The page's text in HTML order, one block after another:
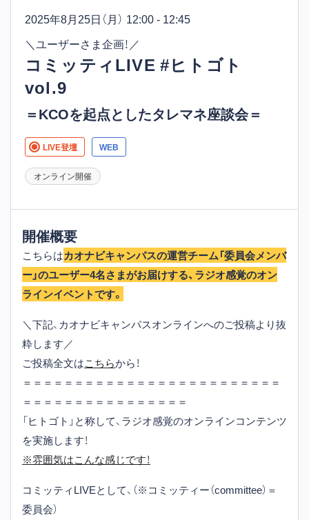
2025年8月25日 （月） 12:00 - 12:45
＼ユーザーさま企画！／
コミッティLIVE #ヒトゴト
vol.9
＝KCOを起点としたタレマネ座談会＝
LIVE登壇 WEB
オンライン開催
開催概要
こちらはカオナビキャンパスの運営チーム「委員会メンバ
ー」のユーザー4名さまがお届けする、ラジオ感覚のオン
ラインイベントです。
＼下記、カオナビキャンパスオンラインへのご投稿より抜
粋します／
ご投稿全文はこちらから！
＝＝＝＝＝＝＝＝＝＝＝＝＝＝＝＝＝＝＝＝＝＝＝＝＝
＝＝＝＝＝＝＝＝＝＝＝＝＝＝＝＝
「ヒトゴト」と称して、ラジオ感覚のオンラインコンテンツ
を実施します！
※雰囲気はこんな感じです！
コミッティLIVEとして、（※コミッティー（committee）＝
委員会）